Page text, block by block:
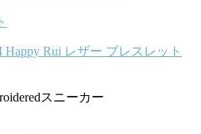
Rui レザー ブレスレット
スニーカー